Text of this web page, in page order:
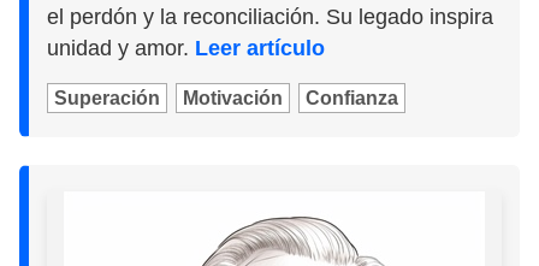
el perdón y la reconciliación. Su legado inspira
unidad y amor. Leer artículo
Superación Motivación Confianza